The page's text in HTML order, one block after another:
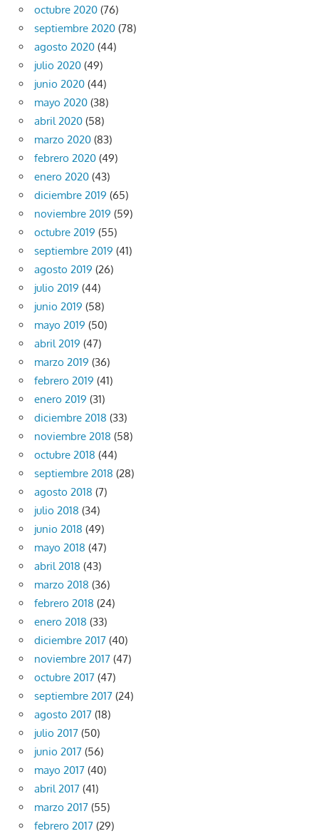
octubre 2020 (76)
septiembre 2020 (78)
agosto 2020 (44)
julio 2020 (49)
junio 2020 (44)
mayo 2020 (38)
abril 2020 (58)
marzo 2020 (83)
febrero 2020 (49)
enero 2020 (43)
diciembre 2019 (65)
noviembre 2019 (59)
octubre 2019 (55)
septiembre 2019 (41)
agosto 2019 (26)
julio 2019 (44)
junio 2019 (58)
mayo 2019 (50)
abril 2019 (47)
marzo 2019 (36)
febrero 2019 (41)
enero 2019 (31)
diciembre 2018 (33)
noviembre 2018 (58)
octubre 2018 (44)
septiembre 2018 (28)
agosto 2018 (7)
julio 2018 (34)
junio 2018 (49)
mayo 2018 (47)
abril 2018 (43)
marzo 2018 (36)
febrero 2018 (24)
enero 2018 (33)
diciembre 2017 (40)
noviembre 2017 (47)
octubre 2017 (47)
septiembre 2017 (24)
agosto 2017 (18)
julio 2017 (50)
junio 2017 (56)
mayo 2017 (40)
abril 2017 (41)
marzo 2017 (55)
febrero 2017 (29)